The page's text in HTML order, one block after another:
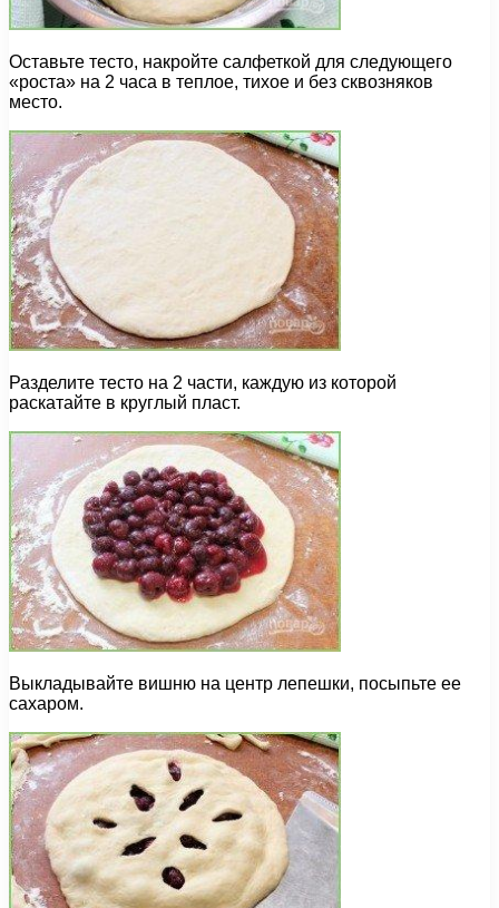
Оставьте тесто, накройте салфеткой для следующего
«роста» на 2 часа в теплое, тихое и без сквозняков
место.
Разделите тесто на 2 части, каждую из которой
раскатайте в круглый пласт.
Выкладывайте вишню на центр лепешки, посыпьте ее
сахаром.